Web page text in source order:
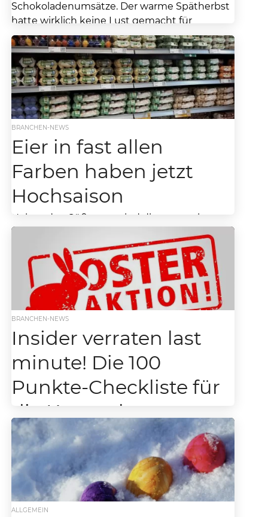
Schokoladenumsätze. Der warme Spätherbst
hatte wirklich keine Lust gemacht für
Schokoladenkäufe...
BRANCHEN-NEWS
Eier in fast allen
Farben haben jetzt
Hochsaison
Neben den Süßwaren sind die guten alten
(Hühner)Eier wohl eine der wichtigsten Artikel
zum Osterfest. Fast sollten wir schon von einer
Produktgruppe...
BRANCHEN-NEWS
Insider verraten last
minute! Die 100
Punkte-Checkliste für
die Karwoche.
Osteraktion für den maximalen Umsatz in der
Karwoche! “100 Punkte Oster-Profi-Checkliste
anstatt 29,90 € nur 19,90 €” Mit der Oster-
Profi-Checkliste generiert ihr signifikant...
ALLGEMEIN